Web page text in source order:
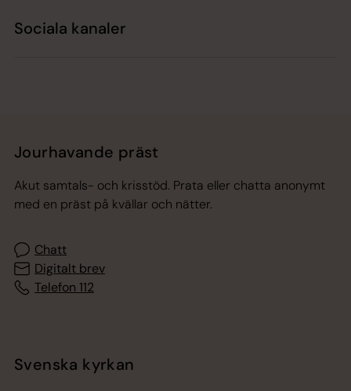
Sociala kanaler
Jourhavande präst
Akut samtals- och krisstöd. Prata eller chatta anonymt
med en präst på kvällar och nätter.
Chatt
Digitalt brev
Telefon 112
Svenska kyrkan